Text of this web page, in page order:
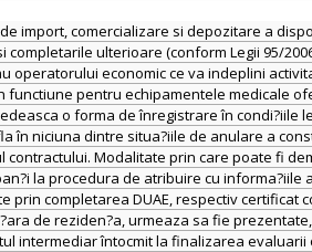
import, comercializare si depozitare a
ulterioare (conform Legii 95/
operatorului economic ce va indeplini
pentru echipamentele medicale
o forma de înregistrare în condi?iile
în niciuna dintre situa?iile de anulare a
Modalitate prin care poate fi
la procedura de atribuire cu informa?iile
completarea DUAE, respectiv certificat
de reziden?a, urmeaza sa fie
intermediar întocmit la finalizarea evaluarii